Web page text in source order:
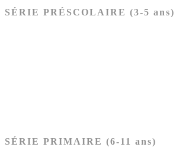
SÉRIE PRÉSCOLAIRE (3-5 ans)
SÉRIE PRIMAIRE (6-11 ans)